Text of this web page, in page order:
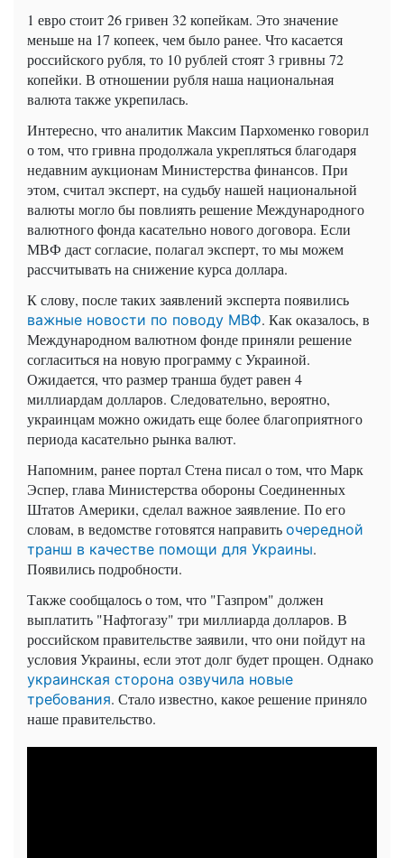
1 евро стоит 26 гривен 32 копейкам. Это значение
меньше на 17 копеек, чем было ранее. Что касается
российского рубля, то 10 рублей стоят 3 гривны 72
копейки. В отношении рубля наша национальная
валюта также укрепилась.
Интересно, что аналитик Максим Пархоменко говорил
о том, что гривна продолжала укрепляться благодаря
недавним аукционам Министерства финансов. При
этом, считал эксперт, на судьбу нашей национальной
валюты могло бы повлиять решение Международного
валютного фонда касательно нового договора. Если
МВФ даст согласие, полагал эксперт, то мы можем
рассчитывать на снижение курса доллара.
К слову, после таких заявлений эксперта появились
важные новости по поводу МВФ. Как оказалось, в
Международном валютном фонде приняли решение
согласиться на новую программу с Украиной.
Ожидается, что размер транша будет равен 4
миллиардам долларов. Следовательно, вероятно,
украинцам можно ожидать еще более благоприятного
периода касательно рынка валют.
Напомним, ранее портал Стена писал о том, что Марк
Эспер, глава Министерства обороны Соединенных
Штатов Америки, сделал важное заявление. По его
словам, в ведомстве готовятся направить очередной
транш в качестве помощи для Украины.
Появились подробности.
Также сообщалось о том, что "Газпром" должен
выплатить "Нафтогазу" три миллиарда долларов. В
российском правительстве заявили, что они пойдут на
условия Украины, если этот долг будет прощен. Однако
украинская сторона озвучила новые
требования. Стало известно, какое решение приняло
наше правительство.